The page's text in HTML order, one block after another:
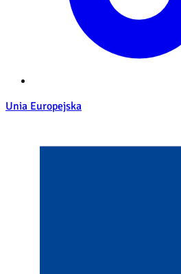
Unia Europejska